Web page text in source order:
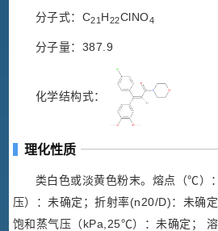
分子式：C21 H22ClNO4
分子量：387.9
化学结构式：
理化性质
类白色或淡黄色粉末。熔点（℃
压）：未确定；折射率(n20/D)：未确
饱和蒸气压（kPa,25℃）：未确定；